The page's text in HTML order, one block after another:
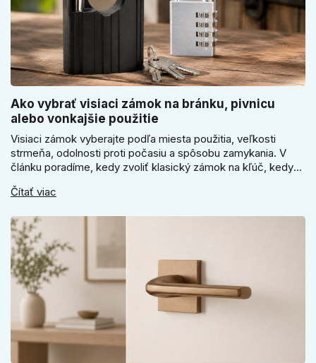
Ako vybrať visiaci zámok na bránku, pivnicu
alebo vonkajšie použitie
Visiaci zámok vyberajte podľa miesta použitia, veľkosti
strmeňa, odolnosti proti počasiu a spôsobu zamykania. V
článku poradíme, kedy zvoliť klasický zámok na kľúč, kedy
sa pri bránke, pivnici alebo záhradnom domčeku neoplatí
Čítať viac